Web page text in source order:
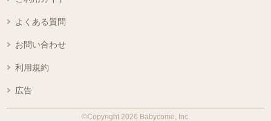
よくある質問
お問い合わせ
利用規約
広告
©Copyright 2026 Babycome, Inc.